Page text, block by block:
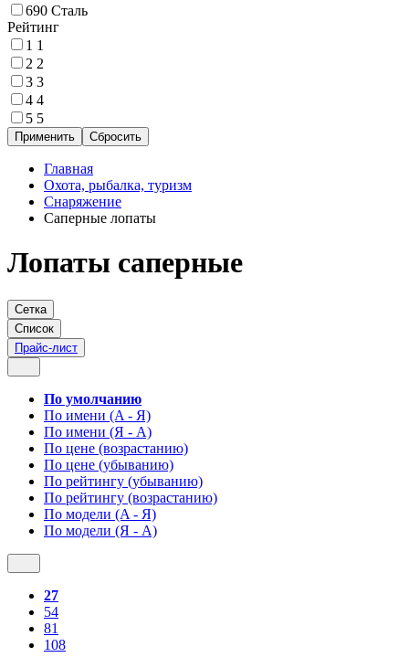
690 Сталь
Рейтинг
1 1
2 2
3 3
4 4
5 5
Главная
Охота, рыбалка, туризм
Снаряжение
Саперные лопаты
Лопаты саперные
Сетка
Список
Прайс-лист
По умолчанию
По имени (A - Я)
По имени (Я - A)
По цене (возрастанию)
По цене (убыванию)
По рейтингу (убыванию)
По рейтингу (возрастанию)
По модели (A - Я)
По модели (Я - A)
27
54
81
108